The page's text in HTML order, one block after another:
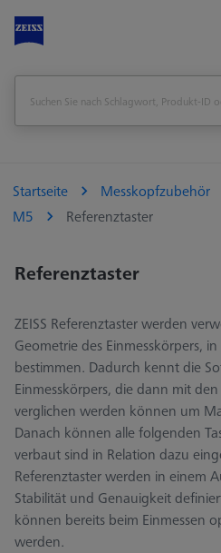
Startseite Messkopfzubehör
M5
Referenztaster
Referenztaster
ZEISS Referenztaster werden
Geometrie des Einmesskörpers,
bestimmen. Dadurch kennt die
Einmesskörpers, die dann mit
verglichen werden können um
Danach können alle folgenden
verbaut sind in Relation dazu
Referenztaster werden in einem
Stabilität und Genauigkeit
können bereits beim Einmessen
werden.